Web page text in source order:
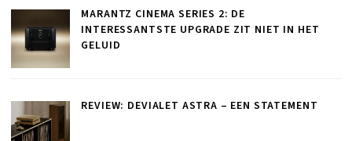
MARANTZ CINEMA SERIES 2: DE
INTERESSANTSTE UPGRADE ZIT NIET IN HET
GELUID
REVIEW: DEVIALET ASTRA – EEN STATEMENT